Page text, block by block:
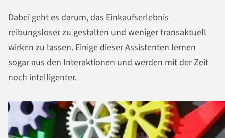
Dabei geht es darum, das Einkaufserlebnis
reibungsloser zu gestalten und weniger transaktuell
wirken zu lassen. Einige dieser Assistenten lernen
sogar aus den Interaktionen und werden mit der Zeit
noch intelligenter.